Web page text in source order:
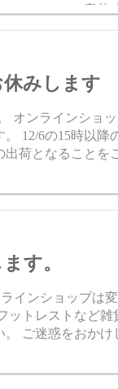
のでご容赦
休みします
オンラインショ
12/6の15時以
荷となることを
す。
インショップは
ットレストなど
ご迷惑をおか